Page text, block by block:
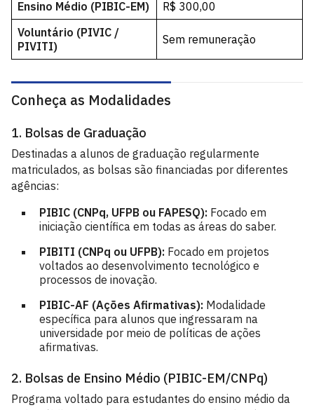
Ensino Médio (PIBIC-EM)
R$ 300,00
Voluntário (PIVIC /
PIVITI)
Sem remuneração
Conheça as Modalidades
1. Bolsas de Graduação
Destinadas a alunos de graduação regularmente
matriculados, as bolsas são financiadas por diferentes
agências:
PIBIC (CNPq, UFPB ou FAPESQ): Focado em
iniciação científica em todas as áreas do saber.
PIBITI (CNPq ou UFPB): Focado em projetos
voltados ao desenvolvimento tecnológico e
processos de inovação.
PIBIC-AF (Ações Afirmativas): Modalidade
específica para alunos que ingressaram na
universidade por meio de políticas de ações
afirmativas.
2. Bolsas de Ensino Médio (PIBIC-EM/CNPq)
Programa voltado para estudantes do ensino médio da